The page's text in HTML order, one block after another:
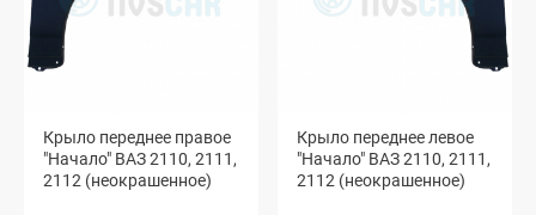
Крыло переднее правое
"Начало" ВАЗ 2110, 2111,
2112 (неокрашенное)
Крыло переднее левое
"Начало" ВАЗ 2110, 2111,
2112 (неокрашенное)